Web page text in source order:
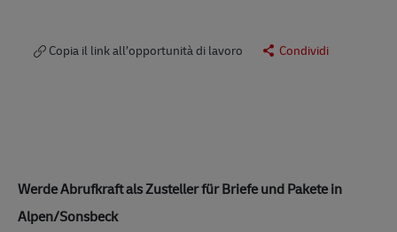
Copia il link all’opportunità di lavoro Condividi
Werde Abrufkraft als Zusteller für Briefe und Pakete in
Alpen/Sonsbeck